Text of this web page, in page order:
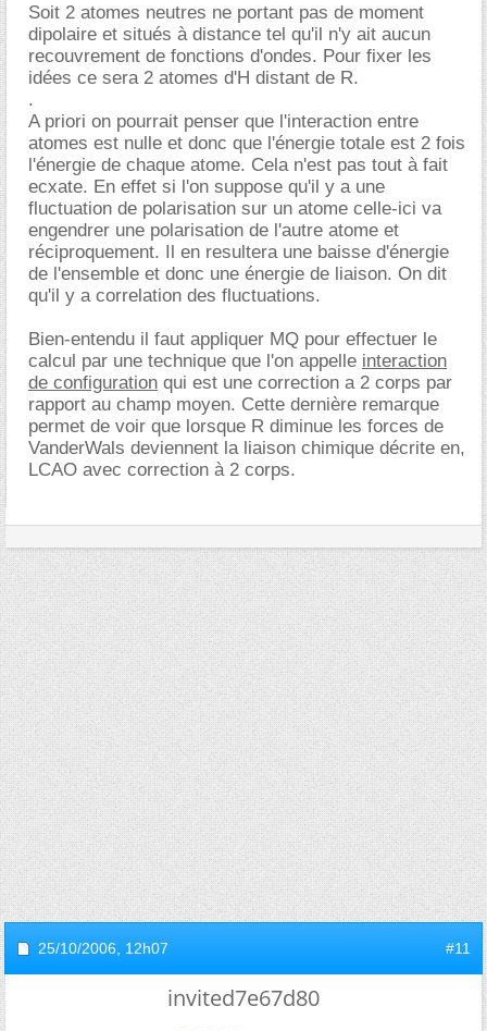
Soit 2 atomes neutres ne portant pas de moment
dipolaire et situés à distance tel qu'il n'y ait aucun
recouvrement de fonctions d'ondes. Pour fixer les
idées ce sera 2 atomes d'H distant de R.
.
A priori on pourrait penser que l'interaction entre
atomes est nulle et donc que l'énergie totale est 2 fois
l'énergie de chaque atome. Cela n'est pas tout à fait
ecxate. En effet si l'on suppose qu'il y a une
fluctuation de polarisation sur un atome celle-ici va
engendrer une polarisation de l'autre atome et
réciproquement. Il en resultera une baisse d'énergie
de l'ensemble et donc une énergie de liaison. On dit
qu'il y a correlation des fluctuations.
Bien-entendu il faut appliquer MQ pour effectuer le
calcul par une technique que l'on appelle interaction
de configuration qui est une correction a 2 corps par
rapport au champ moyen. Cette dernière remarque
permet de voir que lorsque R diminue les forces de
VanderWals deviennent la liaison chimique décrite en,
LCAO avec correction à 2 corps.
25/10/2006, 12h07 #11
invited7e67d80